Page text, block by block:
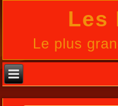
Les
Le plus